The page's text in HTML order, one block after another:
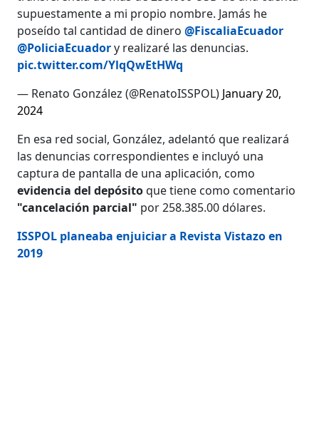
supuestamente a mi propio nombre. Jamás he
poseído tal cantidad de dinero@FiscaliaEcuador
@PoliciaEcuadory realizaré las denuncias.
pic.twitter.com/YlqQwEtHWq
— Renato González (@RenatoISSPOL) January 20,
2024
En esa red social, González, adelantó que realizará
las denuncias correspondientes e incluyó una
captura de pantalla de una aplicación, como
evidencia del depósitoque tiene como comentario
"cancelación parcial" por 258.385.00 dólares.
ISSPOL planeaba enjuiciar a Revista Vistazo en
2019